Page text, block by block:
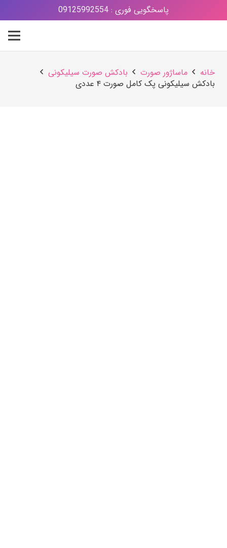
پاسخگویی فوری : 09125992554
خانه ماساژور صورت
بادکش صورت سیلیکونی
بادکش سیلیکونی پک كامل صورت ۴ عددی